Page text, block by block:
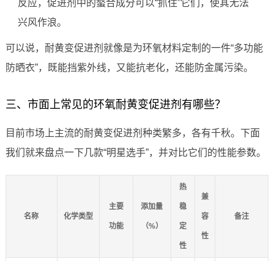
反应，促进剂中的螯合成分可以“抓住”它们，使其无法
兴风作浪。
可以说，耐黄变促进剂就像是为环氧材料定制的一件“多功能
防晒衣”，既能挡紫外线，又能抗老化，还能防金属污染。
三、市面上常见的环氧耐黄变促进剂有哪些？
目前市场上主流的耐黄变促进剂种类繁多，各有千秋。下面
我们就来盘点一下几款“明星选手”，并对比它们的性能参数。
名称 化学类型
主要
功能
添加量
（%）
热
稳
定
性
兼
容
性
备注